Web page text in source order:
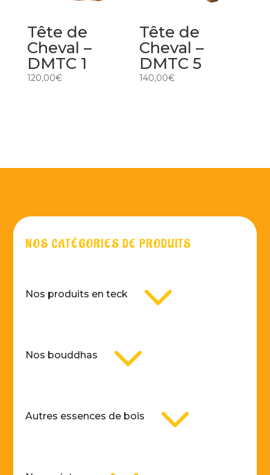
Tête de
Cheval –
DMTC 1
120,00€
Tête de
Cheval –
DMTC 5
140,00€
NOS CATÉGORIES DE PRODUITS
Nos produits en teck 3
Nos bouddhas 3
Autres essences de bois 3